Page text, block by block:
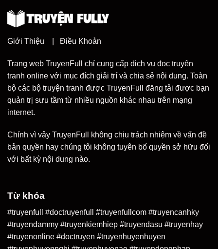
Giới Thiệu Điều Khoản
Trang web TruyenFull chỉ cung cấp dịch vụ đọc truyện
tranh online với mục đích giải trí và chia sẻ nội dung. Toàn
bộ các bộ truyện tranh được TruyenFull đăng tải được bạn
quản trị sưu tầm từ nhiều nguồn khác nhau trên mạng
internet.
Chính vì vậy TruyenFull không chịu trách nhiệm về vấn đề
bản quyền hay chúng tôi không tuyên bố quyền sở hữu đối
với bất kỳ nội dung nào.
Từ khóa
#truyenfull #doctruyenfull #truyenfullcom #truyencanhky
#truyendammy #truyenkiemhiep #truyendasu #truyenhay
#truyenonline #doctruyen #truyenhuyenhuyen